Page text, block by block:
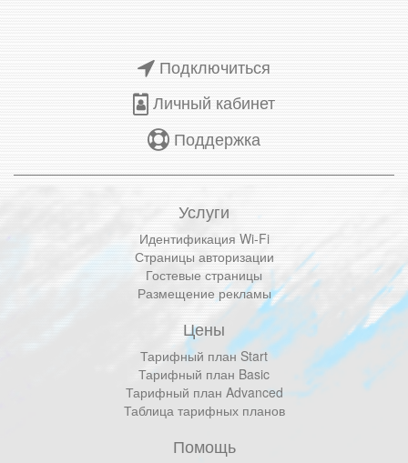
Подключиться
Личный кабинет
Поддержка
Услуги
Идентификация Wi-Fi
Страницы авторизации
Гостевые страницы
Размещение рекламы
Цены
Тарифный план Start
Тарифный план Basic
Тарифный план Advanced
Таблица тарифных планов
Помощь